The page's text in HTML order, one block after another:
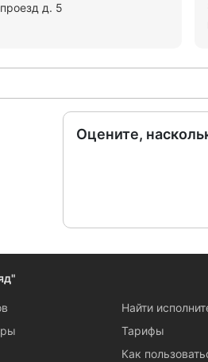
д. 5
Оцените,
Найти
Тарифы
Как